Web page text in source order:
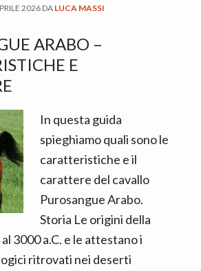
2026 DA LUCA MASSI
ARABO –
E
In questa guida
spieghiamo quali sono le
caratteristiche e il
carattere del cavallo
Purosangue Arabo.
Storia Le origini della
3000 a.C. e le attestano i
ritrovati nei deserti